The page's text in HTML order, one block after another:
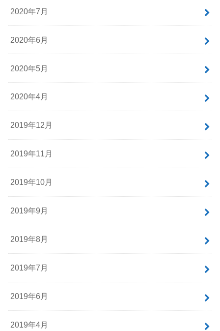
2020年7月
2020年6月
2020年5月
2020年4月
2019年12月
2019年11月
2019年10月
2019年9月
2019年8月
2019年7月
2019年6月
2019年4月